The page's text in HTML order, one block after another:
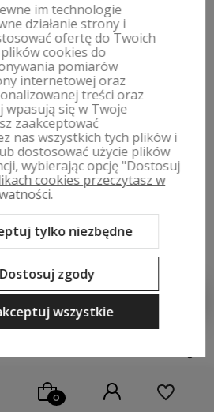
nas na
im technologie
działanie strony i
ofertę do Twoich
cookies do
pomiarów
internetowej oraz
treści oraz
się w Twoje
zaakceptować
nas wszystkich tych plików i
dostosować użycie plików
wybierając opcję "Dostosuj
cookies przeczytasz w
tylko niezbędne
Dostosuj zgody
wszystkie